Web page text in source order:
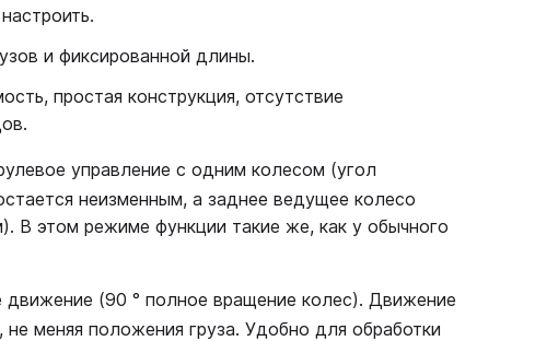
и фиксированной длины.
простая конструкция, отсутствие
управление с одним колесом (угол
неизменным, а заднее ведущее колесо
В этом режиме функции такие же, как у обычного
движение (90 ° полное вращение колес). Движение
меняя положения груза. Удобно для обработки